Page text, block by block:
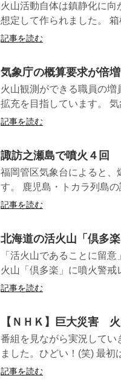
火山活動自体は鎮静化に
想定して作られました。
記事を読む
気象庁の概算要求が倍
火山観測ができる職員の
拡充を目指しています。
記事を読む
諏訪之瀬島で噴火４回
福岡管区気象台によると
す。 鹿児島・トカラ列島
記事を読む
北海道の活火山「倶多
「活火山であることに留
火山「倶多楽」に噴火警
記事を読む
【ＮＨＫ】巨大災害 火
番組を見ながら実況してい
ました。ひどい！(笑) 最初
記事を読む